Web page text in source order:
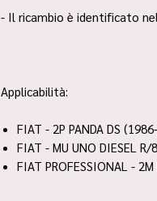
- Il ricambio è identificato
Applicabilità:
FIAT - 2P PANDA DS
FIAT - MU UNO DIESEL
FIAT PROFESSIONAL -